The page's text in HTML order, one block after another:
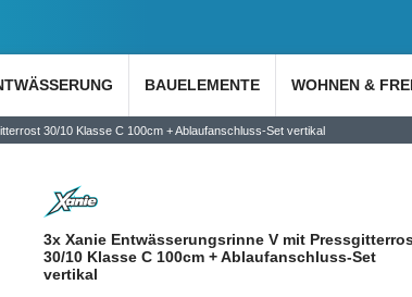
BAUELEMENTE WOHNEN &
30/10 Klasse C 100cm + Ablaufanschluss-Set vertikal
3x Xanie Entwässerungsrinne V mit
30/10 Klasse C 100cm + Ablaufanschluss-Set
vertikal